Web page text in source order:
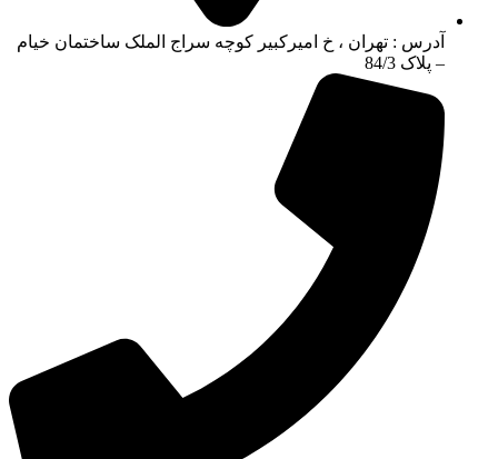
آدرس : تهران ، خ امیرکبیر کوچه سراج الملک ساختمان خیام
– پلاک 84/3